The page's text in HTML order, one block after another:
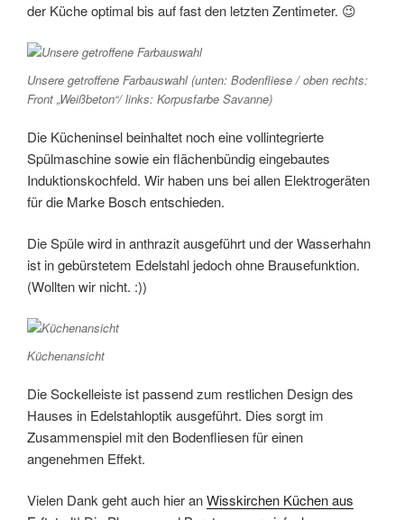
der Küche optimal bis auf fast den letzten Zentimeter. 😉
Unsere getroffene Farbauswahl (unten: Bodenfliese / oben rechts:
Front „Weißbeton“/ links: Korpusfarbe Savanne)
Die Kücheninsel beinhaltet noch eine vollintegrierte
Spülmaschine sowie ein flächenbündig eingebautes
Induktionskochfeld. Wir haben uns bei allen Elektrogeräten
für die Marke Bosch entschieden.
Die Spüle wird in anthrazit ausgeführt und der Wasserhahn
ist in gebürstetem Edelstahl jedoch ohne Brausefunktion.
(Wollten wir nicht. :))
Küchenansicht
Die Sockelleiste ist passend zum restlichen Design des
Hauses in Edelstahloptik ausgeführt. Dies sorgt im
Zusammenspiel mit den Bodenfliesen für einen
angenehmen Effekt.
Vielen Dank geht auch hier anWisskirchen Küchen aus